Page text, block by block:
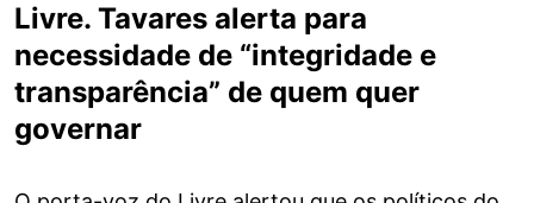
Livre. Tavares alerta para
necessidade de “integridade e
transparência” de quem quer
governar